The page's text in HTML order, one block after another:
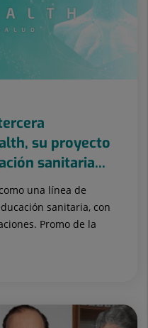
su proyecto
sanitaria...
una línea de
sanitaria, con
Promo de la